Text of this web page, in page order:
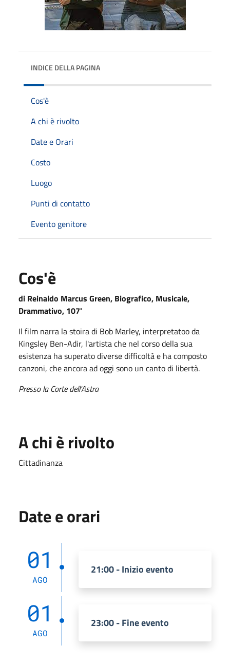
INDICE DELLA PAGINA
Cos'è
A chi è rivolto
Date e Orari
Costo
Luogo
Punti di contatto
Evento genitore
Cos'è
di Reinaldo Marcus Green, Biografico, Musicale,
Drammativo, 107'
Il film narra la stoira di Bob Marley, interpretatoo da
Kingsley Ben-Adir, l'artista che nel corso della sua
esistenza ha superato diverse difficoltà e ha composto
canzoni, che ancora ad oggi sono un canto di libertà.
Presso la Corte dell'Astra
A chi è rivolto
Cittadinanza
Date e orari
01
AGO
21:00 - Inizio evento
01
AGO
23:00 - Fine evento